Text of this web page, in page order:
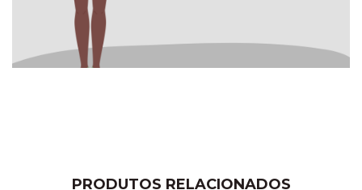
PRODUTOS RELACIONADOS